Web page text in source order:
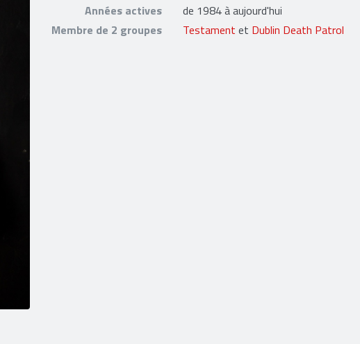
Années actives
de 1984 à aujourd'hui
Membre de 2 groupes
Testament et Dublin Death Patrol